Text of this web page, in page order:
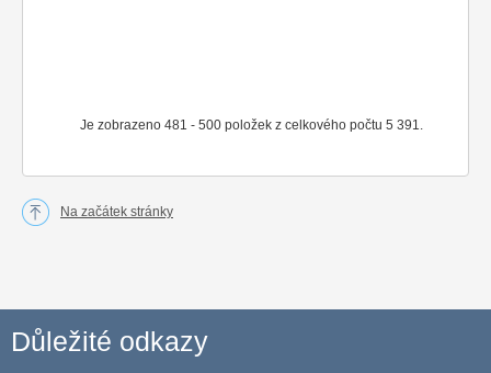
Je zobrazeno 481 - 500 položek z celkového počtu 5 391.
Na začátek stránky
Důležité odkazy